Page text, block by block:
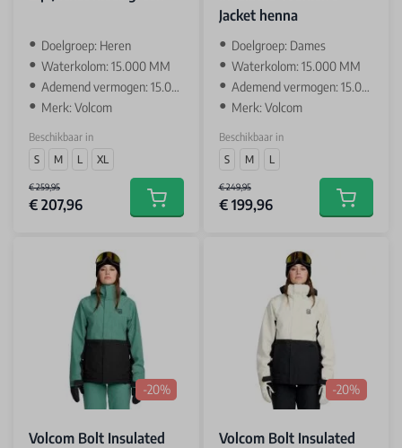
‌Doelgroep: Heren
Waterkolom: 15.000 MM
Ademend vermogen: 15.000 GR
Merk: Volcom
Beschikbaar in
S
M L XL
€ 259,95
€ 207,96 Add to cart
Jacket henna
‌Doelgroep: Dames
Waterkolom: 15.000 MM
Ademend vermogen: 15.000 GR
Merk: Volcom
Beschikbaar in
S
M L
€ 249,95
€ 199,96 Add to
-20%
Volcom Bolt Insulated
-20%
Volcom Bolt Insulated